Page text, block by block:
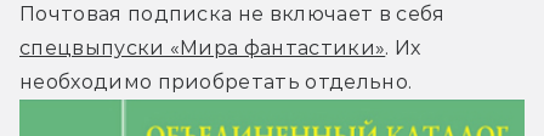
Почтовая подписка не включает в себя
спецвыпуски «Мира фантастики». Их
необходимо приобретать отдельно.